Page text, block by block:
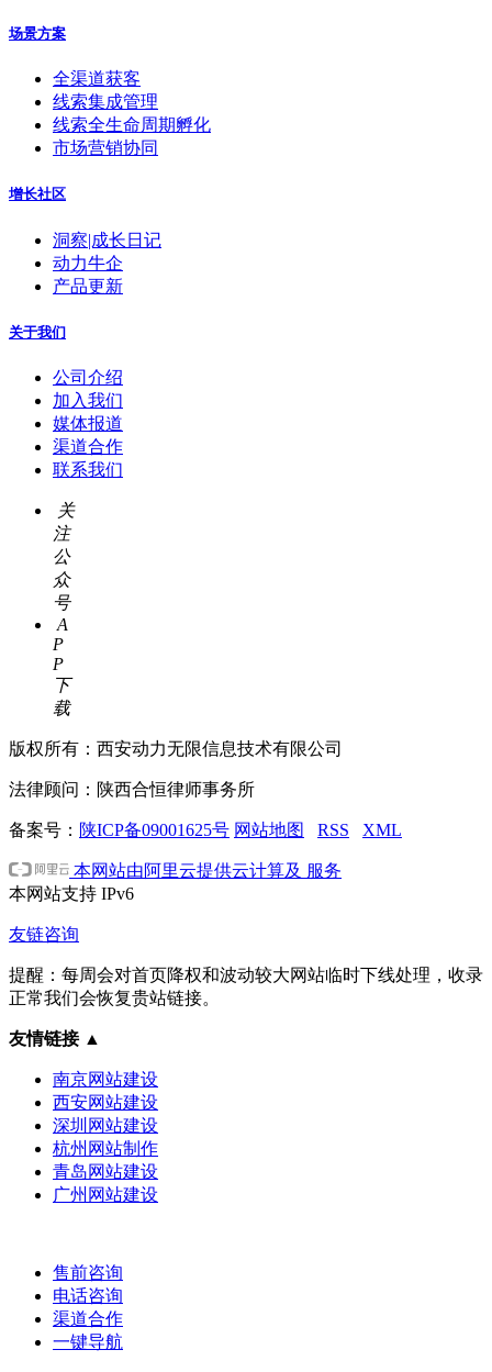
场景方案
全渠道获客
线索集成管理
线索全生命周期孵化
市场营销协同
增长社区
洞察|成长日记
动力牛企
产品更新
关于我们
公司介绍
加入我们
媒体报道
渠道合作
联系我们
关
注
公
众
号
A
P
P
下
载
版权所有：西安动力无限信息技术有限公司
法律顾问：陕西合恒律师事务所
备案号： 陕ICP备09001625号 网站地图 RSS XML
本网站由阿里云提供云计算及 服务
本网站支持 IPv6
友链咨询
提醒：每周会对首页降权和波动较大网站临时下线处理，收录
正常我们会恢复贵站链接。
友情链接 ▲
南京网站建设
西安网站建设
深圳网站建设
杭州网站制作
青岛网站建设
广州网站建设
售前咨询
电话咨询
渠道合作
一键导航